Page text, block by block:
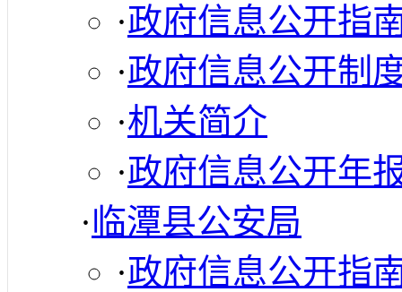
·政府信息公开指
·政府信息公开制
·机关简介
·政府信息公开年
·临潭县公安局
·政府信息公开指